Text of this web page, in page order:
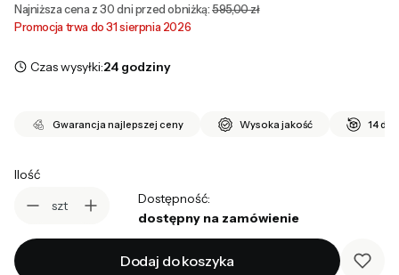
Najniższa cena z 30 dni przed obniżką: 595,00 zł
Promocja trwa do 31 sierpnia 2026
Czas wysyłki:24 godziny
Gwarancja najlepszej ceny Wysoka jakość 14 dni
Ilość
szt
Dostępność:
dostępny na zamówienie
Dodaj do koszyka